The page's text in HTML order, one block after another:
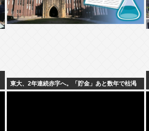
東大、2年連続赤字へ。「貯金」あと数年で枯渇